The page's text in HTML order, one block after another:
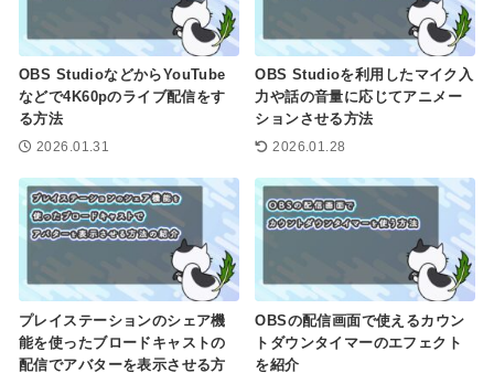
OBS StudioなどからYouTube
などで4K60pのライブ配信をす
る方法
2026.01.31
OBS Studioを利用したマイク入
力や話の音量に応じてアニメー
ションさせる方法
2026.01.28
プレイステーションのシェア機
能を使ったブロードキャストの
配信でアバターを表示させる方
OBSの配信画面で使えるカウン
トダウンタイマーのエフェクト
を紹介